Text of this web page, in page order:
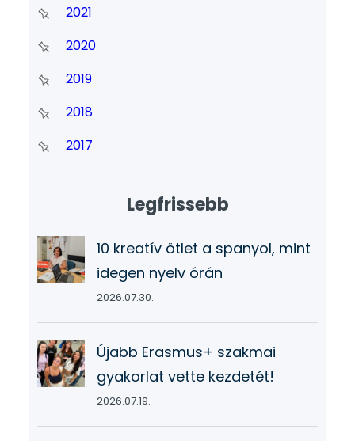
2021
2020
2019
2018
2017
Legfrissebb
10 kreatív ötlet a spanyol, mint
idegen nyelv órán
2026.07.30.
Újabb Erasmus+ szakmai
gyakorlat vette kezdetét!
2026.07.19.